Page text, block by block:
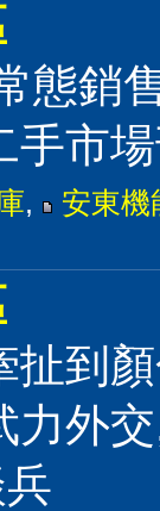
態銷
手市
,
安東機
扯到
力外